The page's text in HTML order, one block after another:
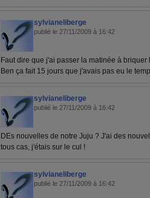
sylvianeliberge
publié le 27/11/2009 à 16:42
Faut dire que j'ai passer la matinée à
Ben ça fait 15 jours que j'avais pas eu le
sylvianeliberge
publié le 27/11/2009 à 16:42
DEs nouvelles de notre Juju ? J'ai des
tous cas, j'étais sur le cul !
sylvianeliberge
publié le 27/11/2009 à 16:42